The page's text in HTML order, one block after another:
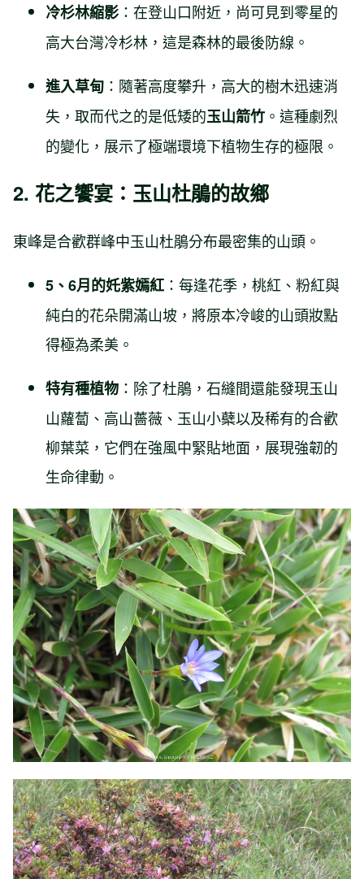
冷杉林縮影 ：在登山口附近，尚可見到零星的
高大台灣冷杉林，這是森林的最後防線。
進入草甸 ：隨著高度攀升，高大的樹木迅速消
失，取而代之的是低矮的玉山箭竹 。這種劇烈
的變化，展示了極端環境下植物生存的極限。
2. 花之饗宴：玉山杜鵑的故鄉
東峰是合歡群峰中玉山杜鵑分布最密集的山頭。
5、6月的奼紫嫣紅 ：每逢花季，桃紅、粉紅與
純白的花朵開滿山坡，將原本冷峻的山頭妝點
得極為柔美。
特有種植物 ：除了杜鵑，石縫間還能發現玉山
山蘿蔔、高山薔薇、玉山小蘗以及稀有的合歡
柳葉菜，它們在強風中緊貼地面，展現強韌的
生命律動。